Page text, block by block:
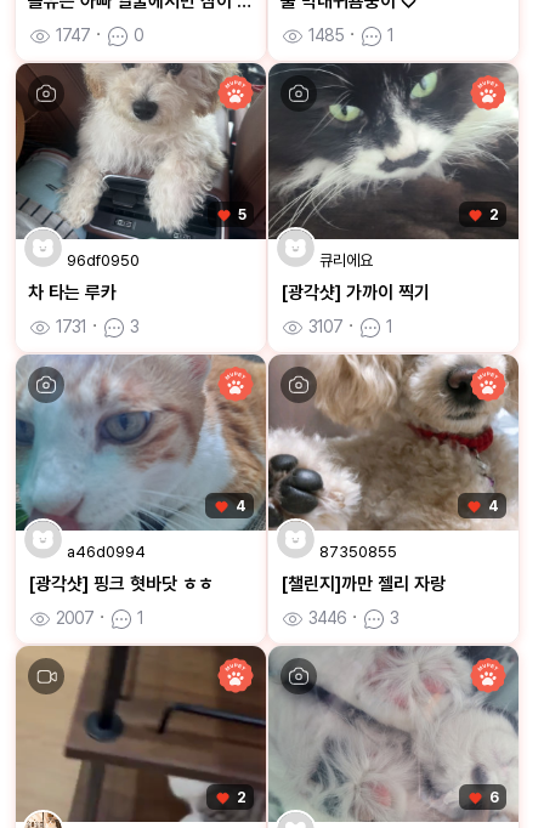
1747 ㆍ 0 1485 ㆍ 1
5
96df0950
차 타는 루카
1731 ㆍ 3
2
큐리에요
[광각샷] 가까이 찍기
3107 ㆍ 1
4
a46d0994
[광각샷] 핑크 혓바닷 ㅎㅎ
2007 ㆍ 1
4
87350855
[챌린지]까만 젤리 자랑
3446 ㆍ 3
2 6